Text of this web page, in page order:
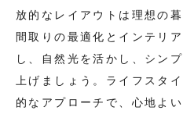
放的なレイアウトは理想の
間取りの最適化とインテリ
し、自然光を活かし、シン
上げましょう。ライフスタ
的なアプローチで、心地よ